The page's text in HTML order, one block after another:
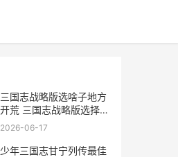
三国志战略版选啥子地方
开荒 三国志战略版选择哪
个出生地
2026-06-17
少年三国志甘宁列传最佳